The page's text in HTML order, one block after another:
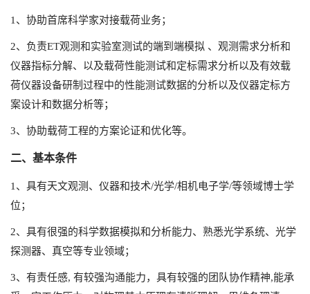
1、协助首席科学家对接载荷业务；
2、负责ET观测和实验室测试的端到端模拟 、观测需求分析和
仪器指标分解、以及载荷性能测试和定标需求分析以及有效载
荷仪器设备研制过程中的性能测试数据的分析以及仪器定标方
案设计和数据分析等；
3、协助载荷工程的方案论证和优化等。
二、基本条件
1、具有天文观测、仪器和技术/光学/相机电子学/等领域博士学
位；
2、具有很强的科学数据模拟和分析能力、熟悉光学系统、光学
探测器、真空等专业领域；
3、有责任感, 有较强沟通能力，具有较强的团队协作精神,能承